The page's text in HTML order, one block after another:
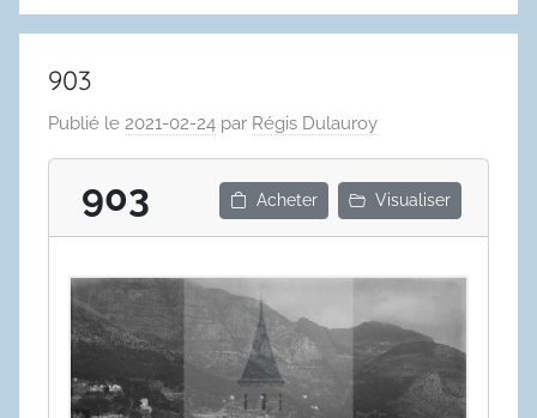
903
Publié le 2021-02-24 par Régis Dulauroy
903 Acheter Visualiser